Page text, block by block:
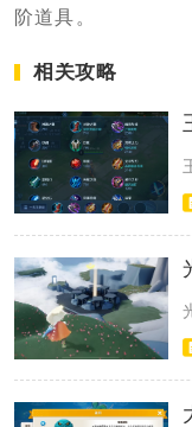
阶道具。
相关攻略